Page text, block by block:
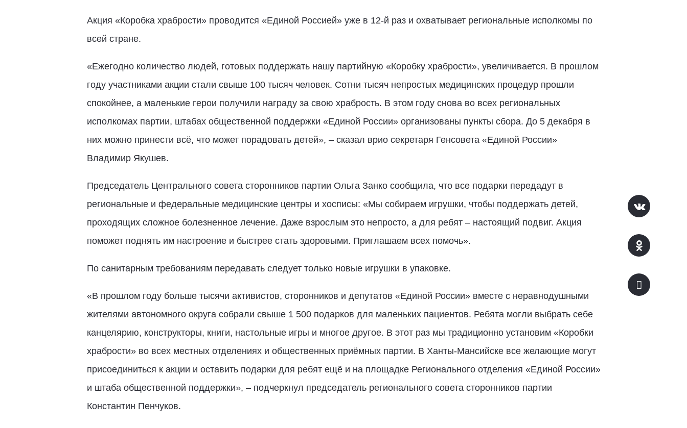
Акция «Коробка храбрости» проводится «Единой Россией» уже в 12-й раз и охватывает региональные исполкомы по
всей стране.
«Ежегодно количество людей, готовых поддержать нашу партийную «Коробку храбрости», увеличивается. В прошлом
году участниками акции стали свыше 100 тысяч человек. Сотни тысяч непростых медицинских процедур прошли
спокойнее, а маленькие герои получили награду за свою храбрость. В этом году снова во всех региональных
исполкомах партии, штабах общественной поддержки «Единой России» организованы пункты сбора. До 5 декабря в
них можно принести всё, что может порадовать детей», – сказал врио секретаря Генсовета «Единой России»
Владимир Якушев.
Председатель Центрального совета сторонников партии Ольга Занко сообщила, что все подарки передадут в
региональные и федеральные медицинские центры и хосписы: «Мы собираем игрушки, чтобы поддержать детей,
проходящих сложное болезненное лечение. Даже взрослым это непросто, а для ребят – настоящий подвиг. Акция
поможет поднять им настроение и быстрее стать здоровыми. Приглашаем всех помочь».
По санитарным требованиям передавать следует только новые игрушки в упаковке.
«В прошлом году больше тысячи активистов, сторонников и депутатов «Единой России» вместе с неравнодушными
жителями автономного округа собрали свыше 1 500 подарков для маленьких пациентов. Ребята могли выбрать себе
канцелярию, конструкторы, книги, настольные игры и многое другое. В этот раз мы традиционно установим «Коробки
храбрости» во всех местных отделениях и общественных приёмных партии. В Ханты-Мансийске все желающие могут
присоединиться к акции и оставить подарки для ребят ещё и на площадке Регионального отделения «Единой России»
и штаба общественной поддержки», – подчеркнул председатель регионального совета сторонников партии
Константин Пенчуков.